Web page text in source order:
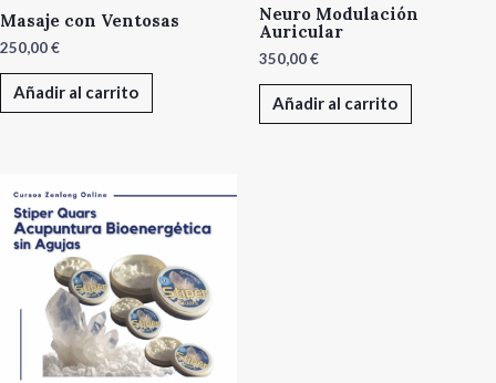
Masaje con Ventosas
250,00€
Añadir al carrito
Neuro Modulación
Auricular
350,00€
Añadir al carrito